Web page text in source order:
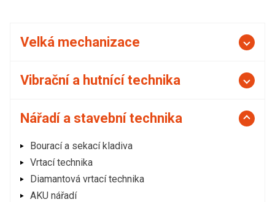
Velká mechanizace
Vibrační a hutnící technika
Nářadí a stavební technika
Bourací a sekací kladiva
Vrtací technika
Diamantová vrtací technika
AKU nářadí